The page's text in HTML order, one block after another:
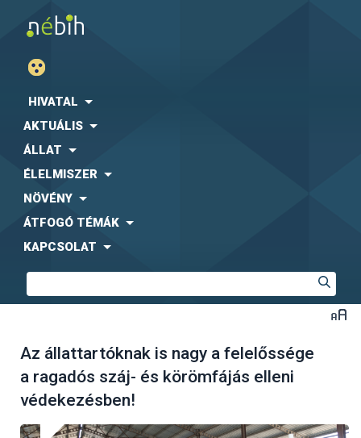
HIVATAL
AKTUÁLIS
ÁLLAT
ÉLELMISZER
NÖVÉNY
ÁTFOGÓ TÉMÁK
KAPCSOLAT
Az állattartóknak is nagy a felelőssége
a ragadós száj- és körömfájás elleni
védekezésben!